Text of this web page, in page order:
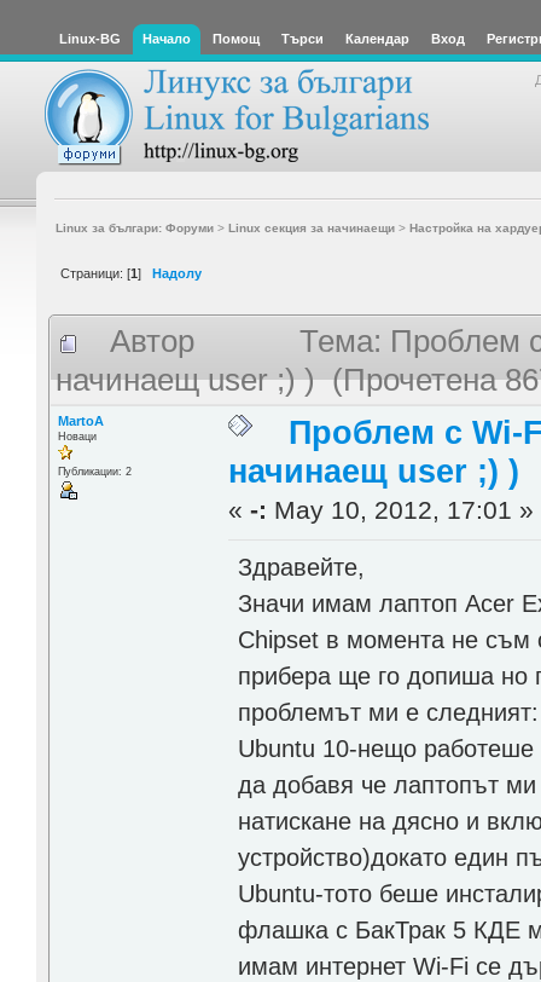
Linux-BG Начало Помощ Търси Календар Вход
Linux за българи: Форуми> Linux секция за начинаещи> Настройка на
Страници: [1] Надолу
Автор
Тема: Проблем
начинаещ user ;) ) (Прочетена
MartoA
Новаци
Публикации: 2
Проблем с Wi-
начинаещ user ;) )
«-: May 10, 2012, 17:01 »
Здравейте,
Значи имам лаптоп Acer
Chipset в момента не съм
прибера ще го допиша но
проблемът ми е
Ubuntu 10-нещо работеше
да добавя че лаптопът
натискане на дясно и
устройство)докато един
Ubuntu-тото беше
флашка с БакТрак 5 КДЕ
имам интернет Wi-Fi се